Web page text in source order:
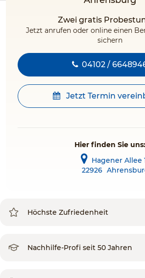
Zwei gratis
Jetzt anrufen oder online einen
sichern
04102 /
Jetzt Termin
Hier finden Sie uns:
Hagener Allee
22926
Höchste Zufriedenheit
Nachhilfe-Profi seit 50 Jahren